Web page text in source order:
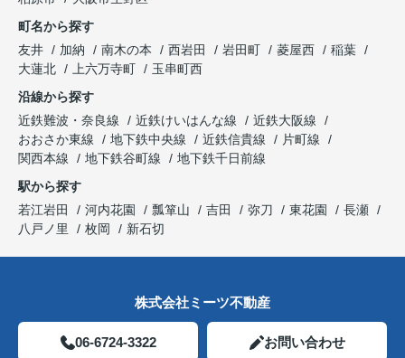
町名から探す
友井
加納 南木の本 西岩田 岩田町 菱屋西
稲葉
大蓮北
上六万寺町
玉串町西
沿線から探す
近鉄難波・奈良線
近鉄けいはんな線
近鉄大阪線
おおさか東線
地下鉄中央線 近鉄信貴線
片町線
関西本線
地下鉄谷町線
地下鉄千日前線
駅から探す
若江岩田
河内花園 瓢箪山 吉田 弥刀 東花園
長瀬
八戸ノ里
枚岡 新石切
株式会社ミーツ不動産
06-6724-3322 お問い合わせ